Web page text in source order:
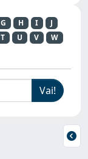
G H I
J
T U V
W